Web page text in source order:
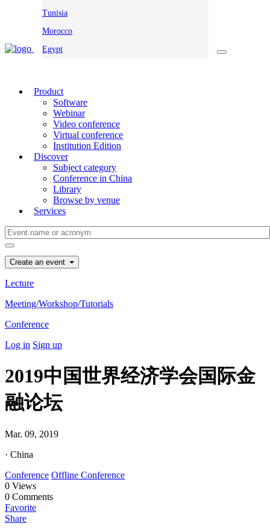
Tunisia
Morocco
Egypt
Product
Software
Webinar
Video conference
Virtual conference
Institution Edition
Discover
Subject category
Conference in China
Library
Browse by venue
Services
Create an event
Lecture
Meeting/Workshop/Tutorials
Conference
Log in Sign up
2019中国世界经济学会国际金
融论坛
Mar. 09, 2019
· China
Conference Offline Conference
0 Views
0 Comments
Favorite
Share